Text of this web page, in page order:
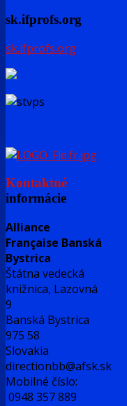
sk.ifprofs.org
sk.ifprofs.org
Kontaktné
informácie
Alliance
Française Banská
Bystrica
Štátna vedecká
knižnica, Lazovná
9
Banská Bystrica
975 58
Slovakia
directionbb@afsk.sk
Mobilné číslo:
0948 357 889